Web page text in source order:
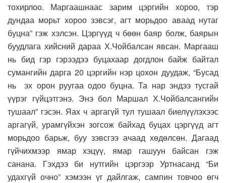
тохирлоо. Маргаашнаас зарим цэргийн хороо, тэр
дундаа морьт хороо зэвсэг, агт морьдоо аваад нутаг
буцна” гэж хэлсэн. Цэргүүд ч бөөн баяр болж, баярын
буудлага хийсний дараа Х.Чойбалсан явсан. Маргааш
нь бид гэр гэрээдээ буцахаар догдлон байж байтал
сумангийн дарга 20 цэргийн нэр цохон дуудаж, “Бусад
нь эх орон руугаа одоо буцна. Та нар эндээ тусгай
үүрэг гүйцэтгэнэ. Энэ бол Маршал Х.Чойбалсангийн
тушаал” гэсэн. Яах ч аргагүй тул тушаал биелүүлэхээс
аргагүй, урамгүйхэн зогсож байхад буцах цэргүүд агт
морьдоо барьж, буу зэвсгээ ачаад хөдөлсөн. Дагаад
гүйчихмээр ямар хэцүү, ямар гашуун байсан гэж
санана. Гэхдээ би нутгийн цэргээр Уртнасанд “Би
удахгүй очно” хэмээн үг дайлгаж, сампин товчоо өгч